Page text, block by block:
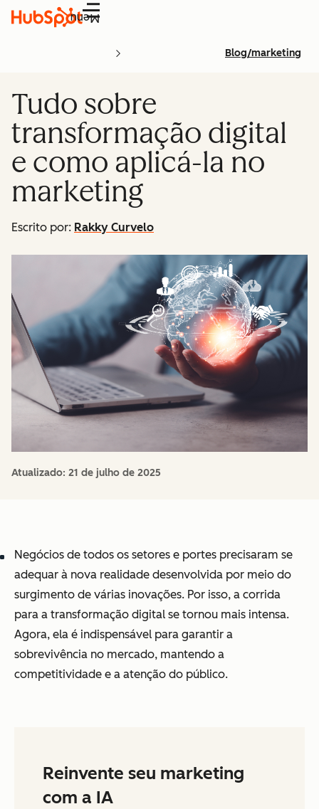
Menu
Blog/marketing
Tudo sobre
transformação digital
e como aplicá-la no
marketing
Escrito por: Rakky Curvelo
Atualizado: 21 de julho de 2025
Negócios de todos os setores e portes precisaram se
adequar à nova realidade desenvolvida por meio do
surgimento de várias inovações. Por isso, a corrida
para a transformação digital se tornou mais intensa.
Agora, ela é indispensável para garantir a
sobrevivência no mercado, mantendo a
competitividade e a atenção do público.
Reinvente seu marketing
com a IA